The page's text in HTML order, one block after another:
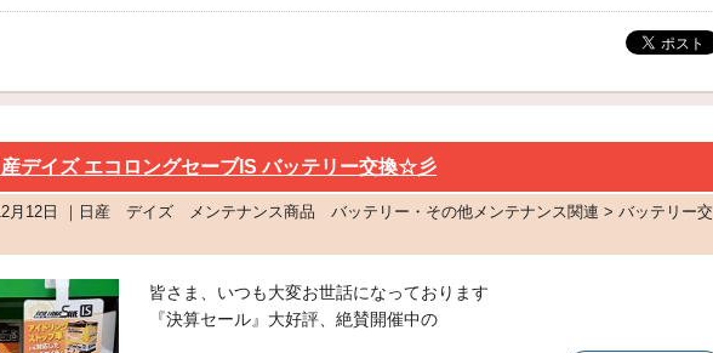
デイズ エコロングセーブIS バッテリー交換☆彡
月12日 ｜日産 デイズ メンテナンス商品 バッテリー・その他メンテナンス関連 > バッテリー交
皆さま、いつも大変お世話になっております
『決算セール』大好評、絶賛開催中の